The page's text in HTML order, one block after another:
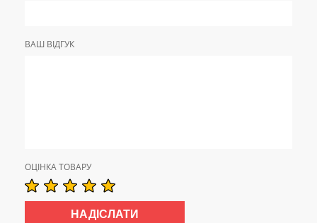
ВАШ ВІДГУК
ОЦІНКА ТОВАРУ